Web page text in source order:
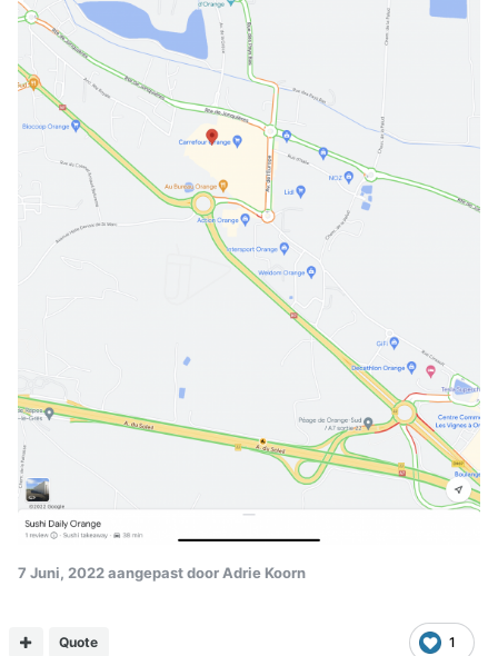
7 Juni, 2022aangepast door Adrie Koorn
1
Quote